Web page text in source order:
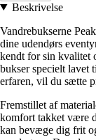
Beskrivelse
Vandrebukserne
dine udendørs
kendt for sin kvalitet
bukser specielt lavet
erfaren, vil du sætte
Fremstillet af
komfort takket være
kan bevæge dig frit